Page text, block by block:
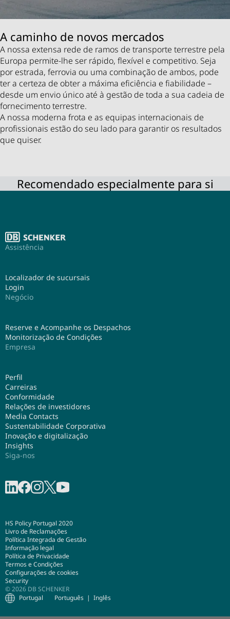
A caminho de novos mercados
A nossa extensa rede de ramos de transporte terrestre pela
Europa permite-lhe ser rápido, flexível e competitivo. Seja
por estrada, ferrovia ou uma combinação de ambos, pode
ter a certeza de obter a máxima eficiência e fiabilidade –
desde um envio único até à gestão de toda a sua cadeia de
fornecimento terrestre.
A nossa moderna frota e as equipas internacionais de
profissionais estão do seu lado para garantir os resultados
que quiser.
Recomendado especialmente para si
Assistência
Localizador de sucursais
Login
Negócio
Reserve e Acompanhe os Despachos
Monitorização de Condições
Empresa
Perfil
Carreiras
Conformidade
Relações de investidores
Media Contacts
Sustentabilidade Corporativa
Inovação e digitalização
Insights
Siga-nos
HS Policy Portugal 2020
Livro de Reclamações
Política Integrada de Gestão
Informação legal
Política de Privacidade
Termos e Condições
Configurações de cookies
Security
© 2026 DB SCHENKER
Portugal
Português Inglês